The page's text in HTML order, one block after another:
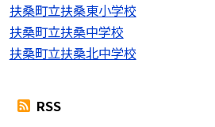
扶桑町立扶桑東小学校
扶桑町立扶桑中学校
扶桑町立扶桑北中学校
RSS